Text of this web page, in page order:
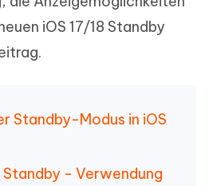
iOS 17/18 Standby
Standby-Modus in iOS
Standby - Verwendung